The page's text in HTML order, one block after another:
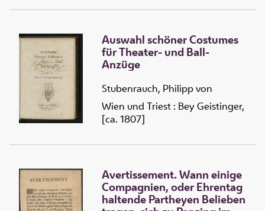
Auswahl schöner Costumes
für Theater- und Ball-
Anzüge
Stubenrauch, Philipp von
Wien und Triest : Bey Geistinger,
[ca. 1807]
Avertissement. Wann einige
Compagnien, oder Ehrentag
haltende Partheyen Belieben